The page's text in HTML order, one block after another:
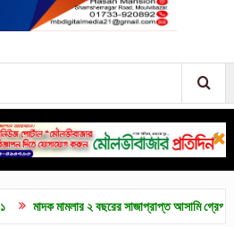
মাদক মামলার ২ বছরের সাজাপ্রাপ্ত আসামি গ্রেপ্তার